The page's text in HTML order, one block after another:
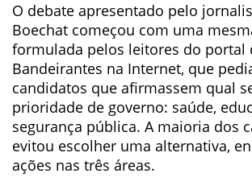
O debate apresentado pelo
Boechat começou com uma
formulada pelos leitores do portal
Bandeirantes na Internet, que
candidatos que afirmassem qual
prioridade de governo: saúde,
segurança pública. A maioria dos
evitou escolher uma alternativa,
ações nas três áreas.